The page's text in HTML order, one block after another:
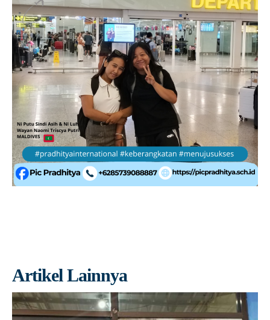
Artikel Lainnya